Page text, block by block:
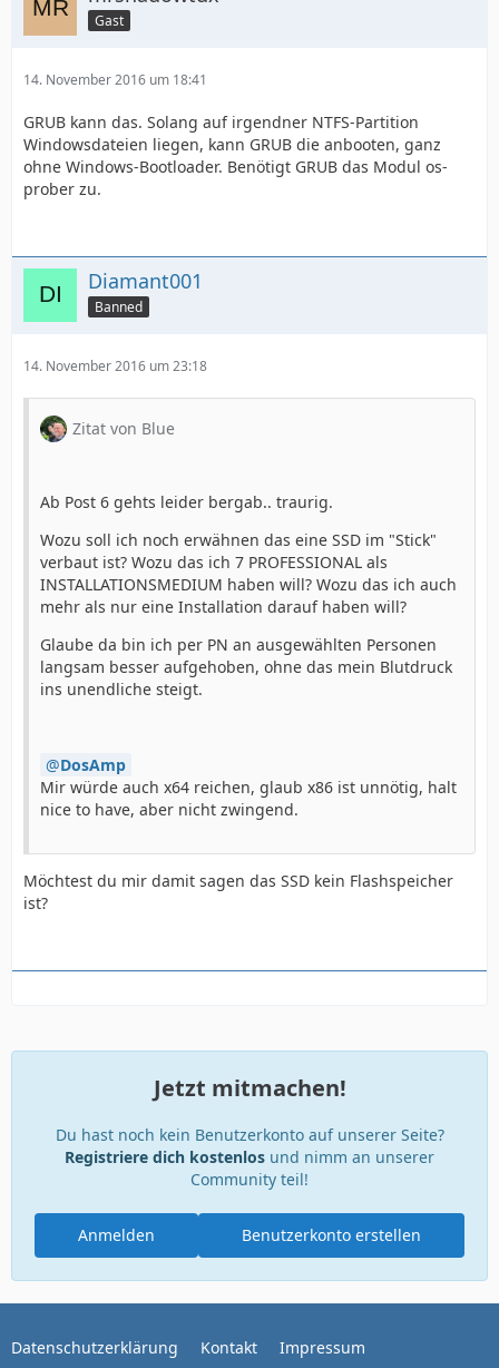
Gast
14. November 2016 um 18:41
GRUB kann das. Solang auf irgendner NTFS-Partition
Windowsdateien liegen, kann GRUB die anbooten, ganz
ohne Windows-Bootloader. Benötigt GRUB das Modul os-
prober zu.
Diamant001
Banned
14. November 2016 um 23:18
Zitat von Blue
Ab Post 6 gehts leider bergab.. traurig.
Wozu soll ich noch erwähnen das eine SSD im "Stick"
verbaut ist? Wozu das ich 7 PROFESSIONAL als
INSTALLATIONSMEDIUM haben will? Wozu das ich auch
mehr als nur eine Installation darauf haben will?
Glaube da bin ich per PN an ausgewählten Personen
langsam besser aufgehoben, ohne das mein Blutdruck
ins unendliche steigt.
DosAmp
Mir würde auch x64 reichen, glaub x86 ist unnötig, halt
nice to have, aber nicht zwingend.
Möchtest du mir damit sagen das SSD kein Flashspeicher
ist?
Jetzt mitmachen!
Du hast noch kein Benutzerkonto auf unserer Seite?
Registriere dich kostenlos und nimm an unserer
Community teil!
Benutzerkonto erstellen
Anmelden
Datenschutzerklärung Kontakt Impressum